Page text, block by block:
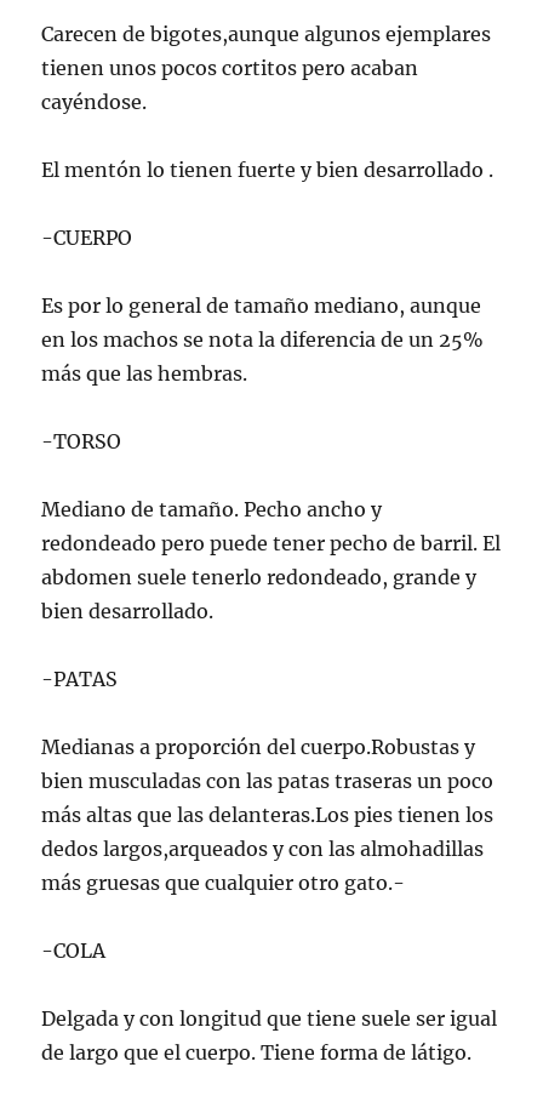
Carecen de bigotes,aunque algunos ejemplares
tienen unos pocos cortitos pero acaban
cayéndose.
El mentón lo tienen fuerte y bien desarrollado .
-CUERPO
Es por lo general de tamaño mediano, aunque
en los machos se nota la diferencia de un 25%
más que las hembras.
-TORSO
Mediano de tamaño. Pecho ancho y
redondeado pero puede tener pecho de barril. El
abdomen suele tenerlo redondeado, grande y
bien desarrollado.
-PATAS
Medianas a proporción del cuerpo.Robustas y
bien musculadas con las patas traseras un poco
más altas que las delanteras.Los pies tienen los
dedos largos,arqueados y con las almohadillas
más gruesas que cualquier otro gato.-
-COLA
Delgada y con longitud que tiene suele ser igual
de largo que el cuerpo. Tiene forma de látigo.